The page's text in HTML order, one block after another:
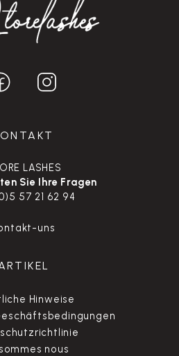
LASHES
Sie Ihre Fragen
57 21 62 94
uns
Hinweise
nous